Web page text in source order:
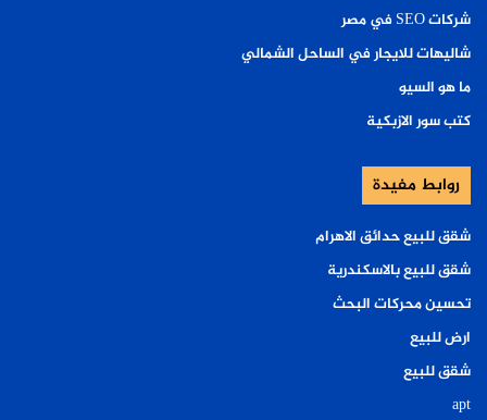
شركات SEO في مصر
شاليهات للايجار في الساحل الشمالي
ما هو السيو
كتب سور الازبكية
روابط مفيدة
شقق للبيع حدائق الاهرام
شقق للبيع بالاسكندرية
تحسين محركات البحث
ارض للبيع
شقق للبيع
apt